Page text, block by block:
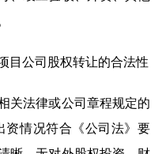
目公司股权转让的合法性
关法律或公司章程规定的
资情况符合《公司法》要